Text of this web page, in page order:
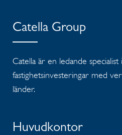
Catella Group
Catella är en ledande specialist
fastighetsinvesteringar med
länder.
Huvudkontor